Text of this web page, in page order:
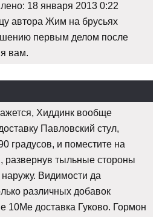
18 января 2013 0:22
автора Жим на брусьях
первым делом после
вам.
Хиддинк вообще
Павловский стул,
градусов, и поместите на
развернув тыльные стороны
наружу. Видимости да
различных добавок
10Me доставка Гуково. Гормон